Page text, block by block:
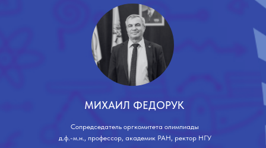
Сопредседатель оргкомитета олимпиады
д.ф.-м.н., профессор, академик РАН, ректор НГУ
МИХАИЛ ФЕДОРУК